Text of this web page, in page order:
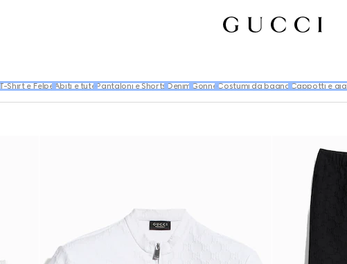
T-Shirt e Felpe Abiti e tutePantaloni e Shorts Denim GonneCostumi da bagno Cappotti e